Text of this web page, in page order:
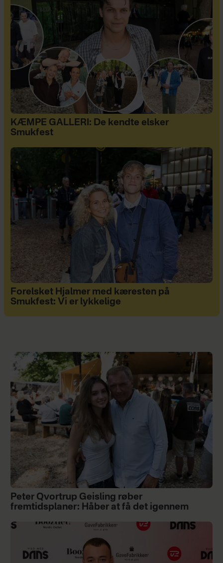
KÆMPE GALLERI: De kendte elsker
Smukfest
Forelsket Hjalmer med kæresten på
Smukfest: Vi er lykkelige
Peter Qvortrup Geisling røber
fremtidsplaner: Håber at få det igennem